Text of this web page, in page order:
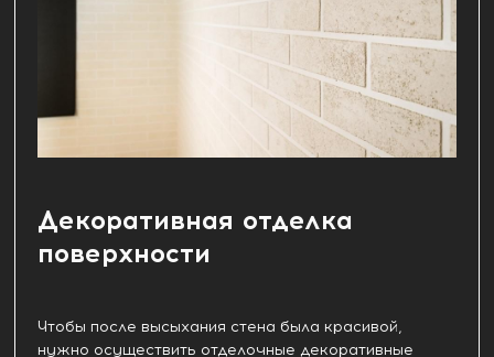
Декоративная отделка
поверхности
Чтобы после высыхания стена была красивой,
нужно осуществить отделочные декоративные